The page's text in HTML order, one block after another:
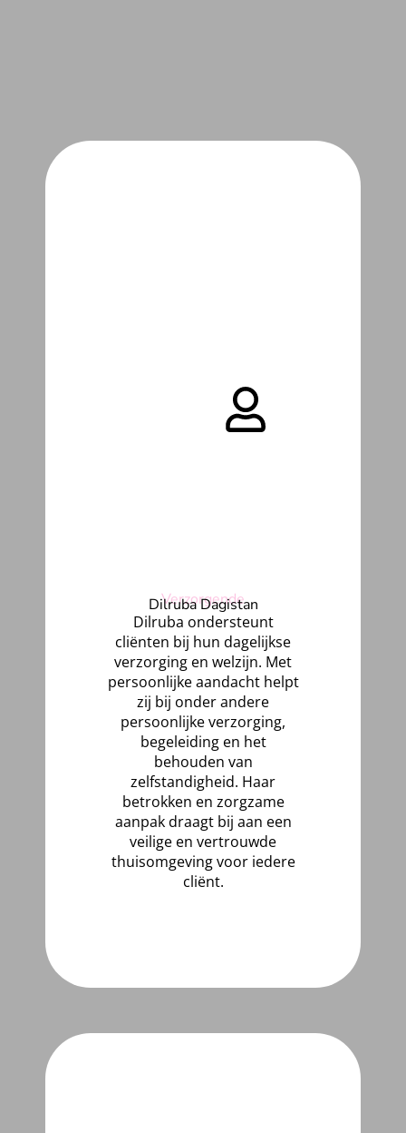
Verzorgende
Dilruba Dagistan
Dilruba ondersteunt
cliënten bij hun dagelijkse
verzorging en welzijn. Met
persoonlijke aandacht helpt
zij bij onder andere
persoonlijke verzorging,
begeleiding en het
behouden van
zelfstandigheid. Haar
betrokken en zorgzame
aanpak draagt bij aan een
veilige en vertrouwde
thuisomgeving voor iedere
cliënt.